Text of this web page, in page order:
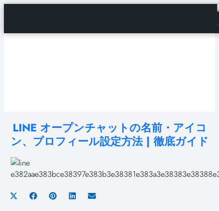
LINE オープンチャットの名前・アイコ
ン、プロフィール設定方法 | 徹底ガイド
Share
Share
Share
Share